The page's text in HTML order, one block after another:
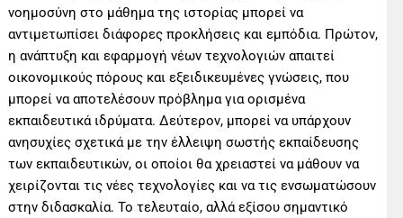
νοημοσύνη στο μάθημα της ιστορίας μπορεί να
αντιμετωπίσει διάφορες προκλήσεις και εμπόδια. Πρώτον,
η ανάπτυξη και εφαρμογή νέων τεχνολογιών απαιτεί
οικονομικούς πόρους και εξειδικευμένες γνώσεις, που
μπορεί να αποτελέσουν πρόβλημα για ορισμένα
εκπαιδευτικά ιδρύματα. Δεύτερον, μπορεί να υπάρχουν
ανησυχίες σχετικά με την έλλειψη σωστής εκπαίδευσης
των εκπαιδευτικών, οι οποίοι θα χρειαστεί να μάθουν να
χειρίζονται τις νέες τεχνολογίες και να τις ενσωματώσουν
στην διδασκαλία. Το τελευταίο, αλλά εξίσου σημαντικό